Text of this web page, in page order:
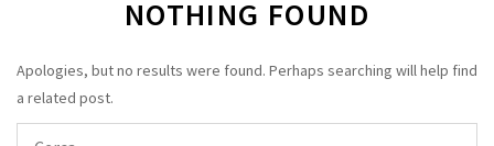
IL MIO ACCOUNTNOTHING FOUND
Apologies, but no results were found. Perhaps searching will help find
a related post.